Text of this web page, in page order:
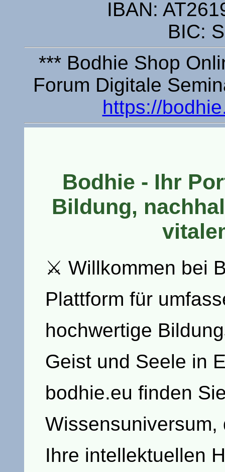
IBAN:
BIC:
*** Bodhie Shop
Forum Digitale
https://
Bodhie - Ihr
Bildung,
⚔ Willkommen bei
Plattform für
hochwertige
Geist und Seele in
bodhie.eu finden
Ihre intellektuellen